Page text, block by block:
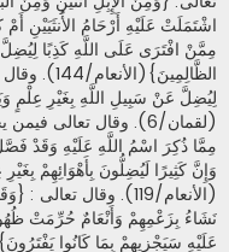
اشْتَمَلَتْ عَلَيْهِ أَرْحَامُ الأُنثَيَيْنِ
مِمَّنْ افْتَرَى عَلَى اللَّهِ كَذِبًا لِيُضِلَّ
لِيُضِلَّ عَنْ سَبِيلِ اللَّهِ بِغَيْرِ عِلْمٍ
(لقمان/6). وقال تعالى
مِمَّا ذُكِرَ اسْمُ اللَّهِ عَلَيْهِ وَقَدْ
وَإِنَّ كَثِيرًا لَيُضِلُّونَ بِأَهْوَائِهِمْ
(الأنعام/119). وقال
نَشَاءُ بِزَعْمِهِمْ وَأَنْعَامٌ حُرِّمَتْ